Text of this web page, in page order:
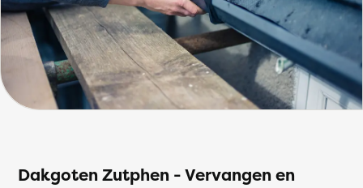
Dakgoten Zutphen - Vervangen en